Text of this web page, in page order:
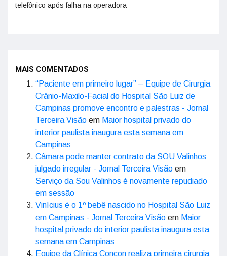
telefônico após falha na operadora
MAIS COMENTADOS
“Paciente em primeiro lugar” – Equipe de Cirurgia
Crânio-Maxilo-Facial do Hospital São Luiz de
Campinas promove encontro e palestras - Jornal
Terceira Visão em Maior hospital privado do
interior paulista inaugura esta semana em
Campinas
Câmara pode manter contrato da SOU Valinhos
julgado irregular - Jornal Terceira Visão em
Serviço da Sou Valinhos é novamente repudiado
em sessão
Vinícius é o 1º bebê nascido no Hospital São Luiz
em Campinas - Jornal Terceira Visão em Maior
hospital privado do interior paulista inaugura esta
semana em Campinas
Equipe da Clínica Concon realiza primeira cirurgia